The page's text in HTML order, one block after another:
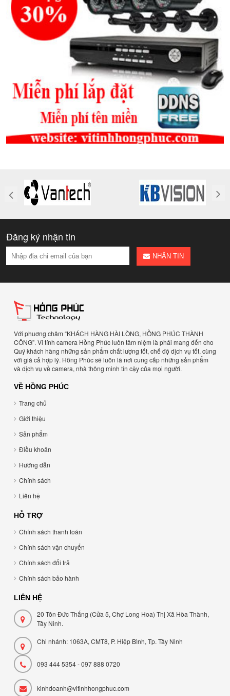
Đăng ký nhận tin
NHẬN TIN
Với phuơng châm “KHÁCH HÀNG HÀI LÒNG, HỒNG PHÚC THÀNH
CÔNG”. Vi tính camera Hồng Phúc luôn tâm niệm là phải mang đến cho
Quý khách hàng những sản phẩm chất lượng tốt, chế độ dịch vụ tốt, cùng
với giá cả hợp lý. Hồng Phúc sẽ luôn là nơi cung cấp những sản phẩm
và dịch vụ về camera, nhà thông minh tin cậy của mọi người.
VỀ HỒNG PHÚC
Trang chủ
Giới thiệu
Sản phẩm
Điều khoản
Hướng dẫn
Chính sách
Liên hệ
HỖ TRỢ
Chính sách thanh toán
Chính sách vận chuyển
Chính sách đổi trả
Chính sách bảo hành
LIÊN HỆ
20 Tôn Đức Thắng (Cửa 5, Chợ Long Hoa) Thị Xã Hòa Thành,
Tây Ninh.
Chi nhánh: 1063A, CMT8, P. Hiệp Bình, Tp. Tây Ninh
093 444 5354 - 097 888 0720
kinhdoanh@vitinhhongphuc.com